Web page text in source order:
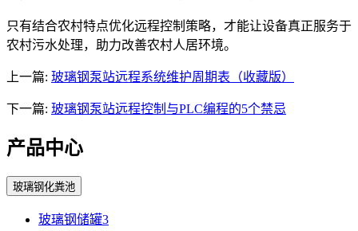
只有结合农村特点优化远程控制策略，才能让设备真正服务于
农村污水处理，助力改善农村人居环境。
上一篇: 玻璃钢泵站远程系统维护周期表（收藏版）
下一篇: 玻璃钢泵站远程控制与PLC编程的5个禁忌
产品中心
玻璃钢化粪池
玻璃钢储罐3